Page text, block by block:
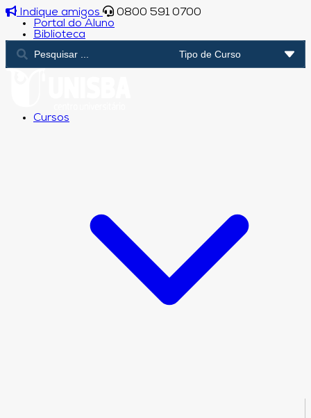
Indique amigos
0800 591 0700
Portal do Aluno
Biblioteca
Cursos